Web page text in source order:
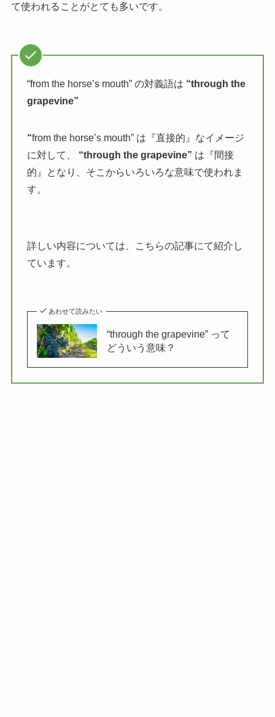
て使われることがとても多いです。
“from the horse’s mouth” の対義語は “through the
grapevine”
“from the horse’s mouth” は『直接的』なイメージ
に対して、 “through the grapevine” は『間接
的』となり、そこからいろいろな意味で使われま
す。
詳しい内容については、こちらの記事にて紹介し
ています。
あわせて読みたい
“through the grapevine” って
どういう意味？